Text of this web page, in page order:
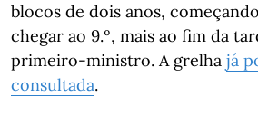
blocos de dois anos,
chegar ao 9.º, mais ao fim da
primeiro-ministro. A grelha já
consultada.